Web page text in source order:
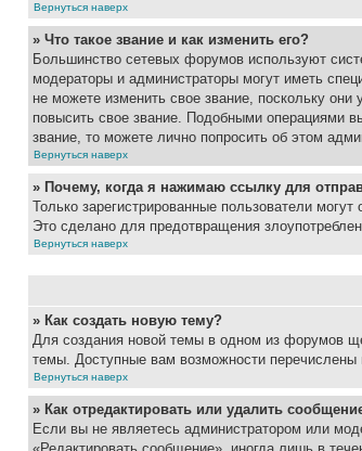
Вернуться наверх
» Что такое звание и как изменить его?
Большинство сетевых форумов используют
модераторы и администраторы могут иметь
не можете изменить свое звание, поскольку
повысить свое звание. Подобными операциями
звание, то можете лично попросить об этом
Вернуться наверх
» Почему, когда я нажимаю ссылку для
Только зарегистрированные пользователи
Это сделано для предотвращения
Вернуться наверх
» Как создать новую тему?
Для создания новой темы в одном из форумов
темы. Доступные вам возможности
Вернуться наверх
» Как отредактировать или удалить
Если вы не являетесь администратором или